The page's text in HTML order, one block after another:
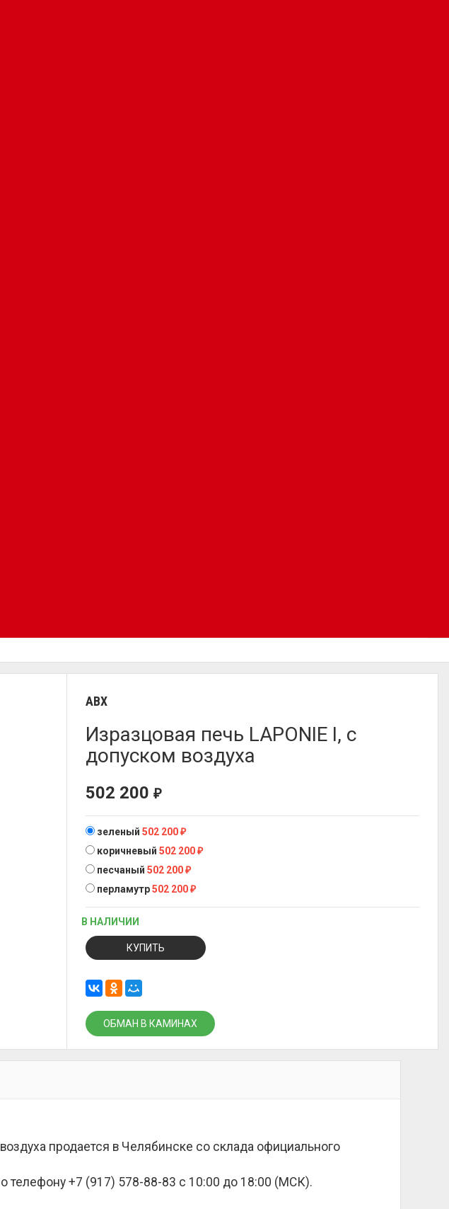
ABX
Изразцовая печь LAPONIE I, с
допуском воздуха
502 200₽
зеленый 502 200₽
коричневый 502 200₽
песчаный 502 200₽
перламутр502 200₽
В НАЛИЧИИ
КУПИТЬ
ОБМАН В КАМИНАХ
продается в Челябинске со склада официального
телефону +7 (917) 578-88-83 с 10:00 до 18:00 (МСК).